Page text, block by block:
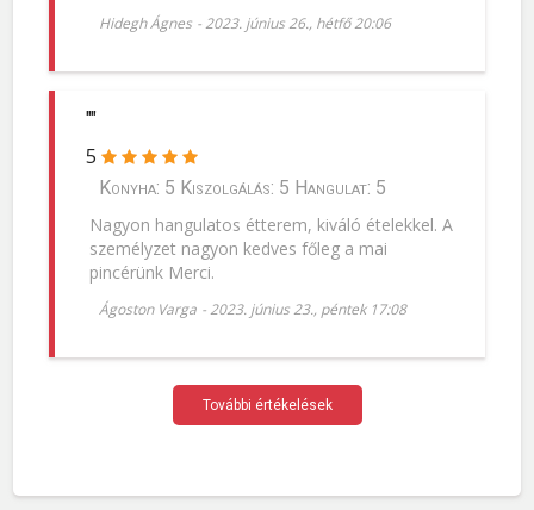
Hidegh Ágnes -2023. június 26., hétfő 20:06
""
5
Konyha: 5 Kiszolgálás: 5 Hangulat: 5
Nagyon hangulatos étterem, kiváló ételekkel. A
személyzet nagyon kedves főleg a mai
pincérünk Merci.
Ágoston Varga -2023. június 23., péntek 17:08
További értékelések